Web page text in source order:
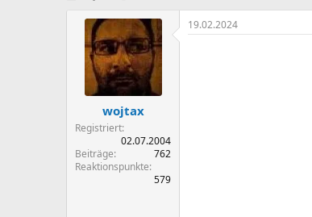
s
t
e
l
l
t
a
wojtax
Registriert
02.07.2004
Beiträge
762
Reaktionspunkte
579
19.02.2024